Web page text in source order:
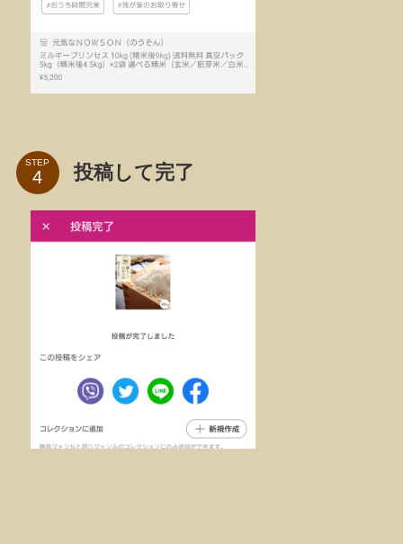
STEP 投稿して完了